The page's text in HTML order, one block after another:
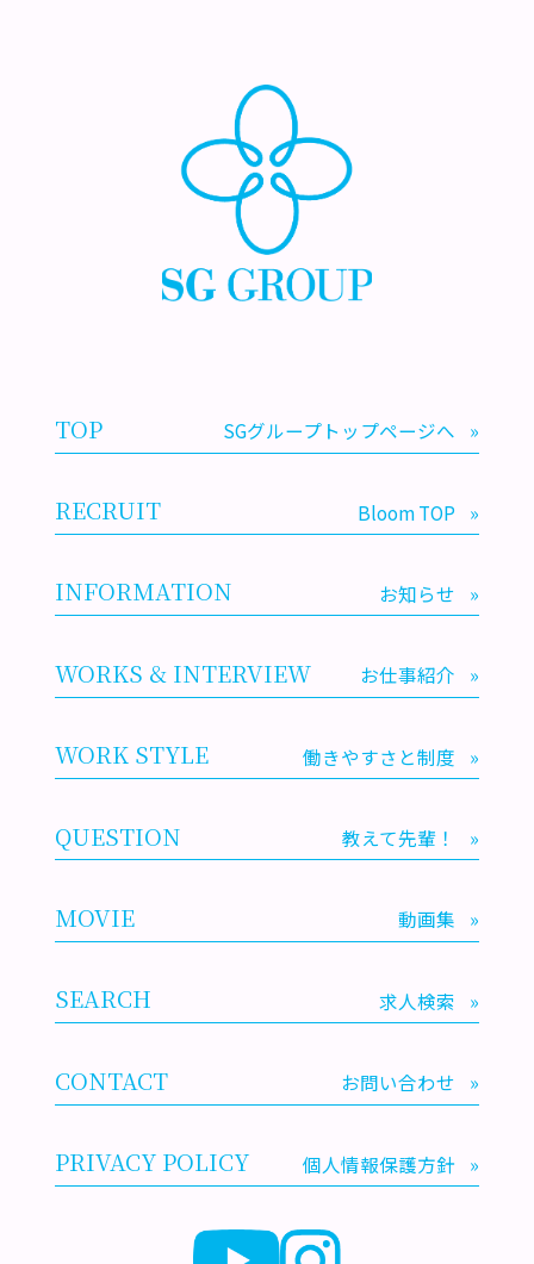
TOP SGグループトップページへ »
RECRUIT Bloom TOP »
INFORMATION お知らせ »
WORKS & INTERVIEW お仕事紹介 »
WORK STYLE 働きやすさと制度 »
QUESTION 教えて先輩！ »
MOVIE 動画集 »
SEARCH 求人検索 »
CONTACT お問い合わせ »
PRIVACY POLICY 個人情報保護方針 »